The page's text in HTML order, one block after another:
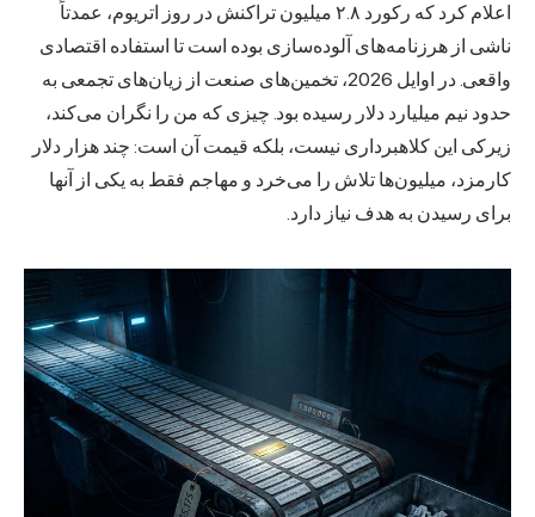
اعلام کرد
که رکورد ۲.۸ میلیون تراکنش در روز اتریوم، عمدتاً
ناشی از هرزنامه‌های آلوده‌سازی بوده است تا استفاده اقتصادی
واقعی. در اوایل 2026، تخمین‌های صنعت از زیان‌های تجمعی به
حدود نیم میلیارد دلار رسیده بود. چیزی که من را نگران می‌کند،
زیرکی این کلاهبرداری نیست، بلکه قیمت آن است: چند هزار دلار
کارمزد، میلیون‌ها تلاش را می‌خرد و مهاجم فقط به یکی از آنها
برای رسیدن به هدف نیاز دارد.